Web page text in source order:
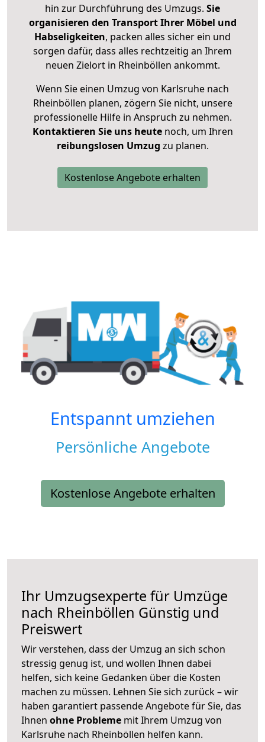
hin zur Durchführung des Umzugs. Sie
organisieren den Transport Ihrer Möbel und
Habseligkeiten, packen alles sicher ein und
sorgen dafür, dass alles rechtzeitig an Ihrem
neuen Zielort in Rheinböllen ankommt.
Wenn Sie einen Umzug von Karlsruhe nach
Rheinböllen planen, zögern Sie nicht, unsere
professionelle Hilfe in Anspruch zu nehmen.
Kontaktieren Sie uns heutenoch, um Ihren
reibungslosen Umzug zu planen.
Kostenlose Angebote erhalten
Entspannt umziehen
Persönliche Angebote
Kostenlose Angebote erhalten
Ihr Umzugsexperte für Umzüge
nach Rheinböllen Günstig und
Preiswert
Wir verstehen, dass der Umzug an sich schon
stressig genug ist, und wollen Ihnen dabei
helfen, sich keine Gedanken über die Kosten
machen zu müssen. Lehnen Sie sich zurück – wir
haben garantiert passende Angebote für Sie, das
Ihnen ohne Probleme mit Ihrem Umzug von
Karlsruhe nach Rheinböllen helfen kann.